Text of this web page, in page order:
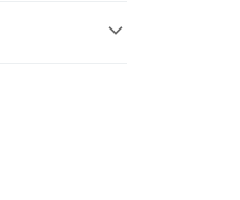
集、處理及利
「AFTEE先享後
站紙袋，取件時